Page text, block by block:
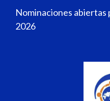
Nominaciones abiertas
2026